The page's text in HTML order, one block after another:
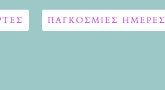
ΠΑΓΚΟΣΜΙΕΣ ΗΜΕΡΕΣ